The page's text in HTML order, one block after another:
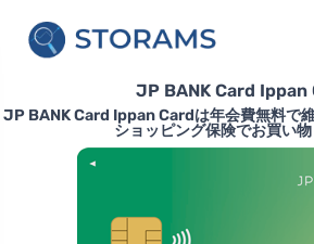
JP BANK Card Ippan
JP BANK Card Ippan Cardは年会費無料で維
ショッピング保険でお買い物